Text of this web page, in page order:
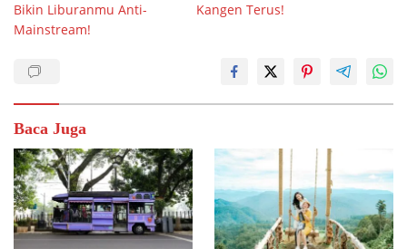
Bikin Liburanmu Anti-
Mainstream!
Kangen Terus!
Baca Juga